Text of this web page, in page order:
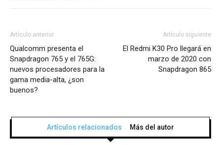
Artículo anterior
Qualcomm presenta el
Snapdragon 765 y el 765G:
nuevos procesadores para la
gama media-alta, ¿son
buenos?
Artículo siguiente
El Redmi K30 Pro llegará en
marzo de 2020 con
Snapdragon 865
Artículos relacionados Más del autor